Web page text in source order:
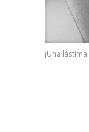
¡Una lástima!